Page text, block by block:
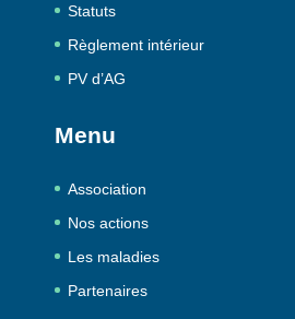
Statuts
Règlement intérieur
PV d’AG
Menu
Association
Nos actions
Les maladies
Partenaires